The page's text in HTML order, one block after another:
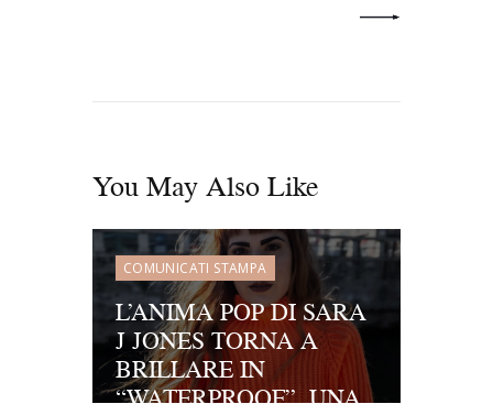
You May Also Like
COMUNICATI STAMPA
L’ANIMA POP DI SARA
J JONES TORNA A
BRILLARE IN
“WATERPROOF”, UNA